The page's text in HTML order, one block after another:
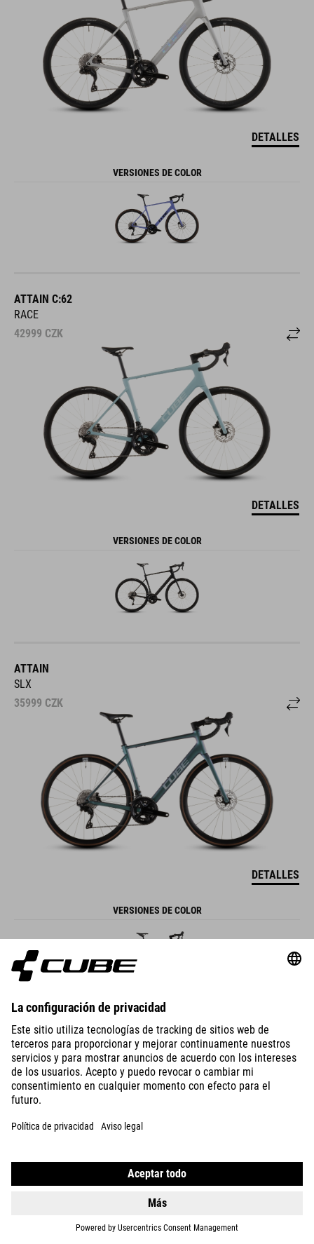
DETALLES
VERSIONES DE COLOR
ATTAIN C:62
RACE
42999 CZK
DETALLES
VERSIONES DE COLOR
ATTAIN
SLX
35999 CZK
DETALLES
VERSIONES DE COLOR
ATTAIN
RACE
28499CZK